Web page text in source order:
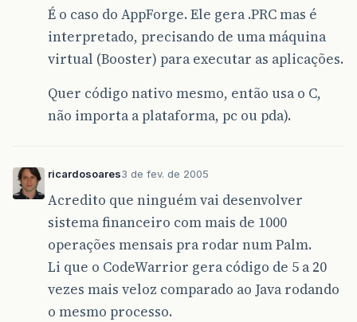
É o caso do AppForge. Ele gera .PRC mas é
interpretado, precisando de uma máquina
virtual (Booster) para executar as aplicações.
Quer código nativo mesmo, então usa o C,
não importa a plataforma, pc ou pda).
ricardosoares3 de fev. de 2005
Acredito que ninguém vai desenvolver
sistema financeiro com mais de 1000
operações mensais pra rodar num Palm.
Li que o CodeWarrior gera código de 5 a 20
vezes mais veloz comparado ao Java rodando
o mesmo processo.